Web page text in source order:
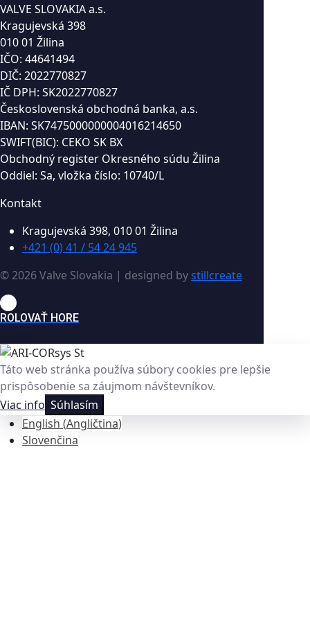
VALVE SLOVAKIA a.s.
Kragujevská 398
010 01 Žilina
IČO: 44641494
DIČ: 2022770827
IČ DPH: SK2022770827
Československá obchodná banka, a.s.
IBAN: SK7475000000004016214650
SWIFT(BIC): CEKO SK BX
Obchodný register Okresného súdu Žilina
Oddiel: Sa, vložka číslo: 10740/L
Kontakt
Kragujevská 398, 010 01 Žilina
+421 (0) 41 / 54 24 945
© 2026 Valve Slovakia | designed bystillcreate
ROLOVAŤ HORE
Táto web stránka používa súbory cookies pre lepšie
prispôsobenie sa záujmom návštevníkov.
Viac info Súhlasím
English (Angličtina)
Slovenčina